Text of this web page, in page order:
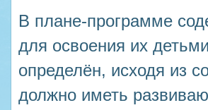
В плане-программе
для освоения их
определён, исходя из
должно иметь